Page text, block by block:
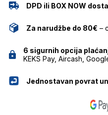
DPD ili BOX NOW
Za narudžbe do 80€ –
6 sigurnih opcija
KEKS Pay, Aircash,
Jednostavan povrat